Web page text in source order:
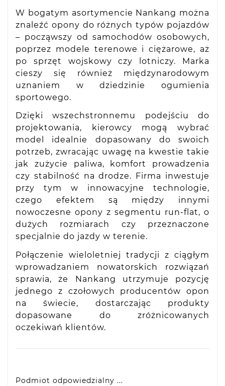
W bogatym asortymencie Nankang można
znaleźć opony do różnych typów pojazdów
– począwszy od samochodów osobowych,
poprzez modele terenowe i ciężarowe, aż
po sprzęt wojskowy czy lotniczy. Marka
cieszy się również międzynarodowym
uznaniem w dziedzinie ogumienia
sportowego.
Dzięki wszechstronnemu podejściu do
projektowania, kierowcy mogą wybrać
model idealnie dopasowany do swoich
potrzeb, zwracając uwagę na kwestie takie
jak zużycie paliwa, komfort prowadzenia
czy stabilność na drodze. Firma inwestuje
przy tym w innowacyjne technologie,
czego efektem są między innymi
nowoczesne opony z segmentu run-flat, o
dużych rozmiarach czy przeznaczone
specjalnie do jazdy w terenie.
Połączenie wieloletniej tradycji z ciągłym
wprowadzaniem nowatorskich rozwiązań
sprawia, że Nankang utrzymuje pozycję
jednego z czołowych producentów opon
na świecie, dostarczając produkty
dopasowane do zróżnicowanych
oczekiwań klientów.
Podmiot odpowiedzialny ...